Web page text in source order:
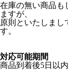
在庫の無い商品も
ますが、
原則といたしまし
す。
対応可能期間
商品到着後5日以